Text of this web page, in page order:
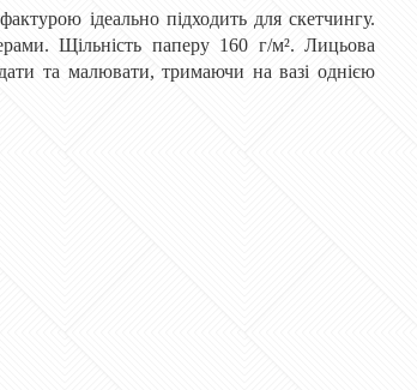
ідеально підходить для скетчингу.
Щільність паперу 160 г/м². Лицьова
та малювати, тримаючи на вазі однією